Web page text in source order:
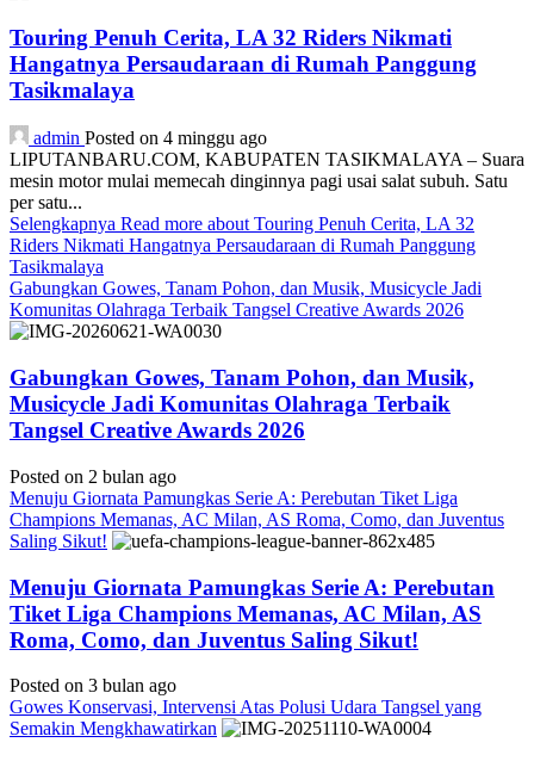
Touring Penuh Cerita, LA 32 Riders Nikmati
Hangatnya Persaudaraan di Rumah Panggung
Tasikmalaya
admin Posted on 4 minggu ago
LIPUTANBARU.COM, KABUPATEN TASIKMALAYA – Suara
mesin motor mulai memecah dinginnya pagi usai salat subuh. Satu
per satu...
Selengkapnya Read more about Touring Penuh Cerita, LA 32
Riders Nikmati Hangatnya Persaudaraan di Rumah Panggung
Tasikmalaya
Gabungkan Gowes, Tanam Pohon, dan Musik, Musicycle Jadi
Komunitas Olahraga Terbaik Tangsel Creative Awards 2026
Gabungkan Gowes, Tanam Pohon, dan Musik,
Musicycle Jadi Komunitas Olahraga Terbaik
Tangsel Creative Awards 2026
Posted on 2 bulan ago
Menuju Giornata Pamungkas Serie A: Perebutan Tiket Liga
Champions Memanas, AC Milan, AS Roma, Como, dan Juventus
Saling Sikut!
Menuju Giornata Pamungkas Serie A: Perebutan
Tiket Liga Champions Memanas, AC Milan, AS
Roma, Como, dan Juventus Saling Sikut!
Posted on 3 bulan ago
Gowes Konservasi, Intervensi Atas Polusi Udara Tangsel yang
Semakin Mengkhawatirkan